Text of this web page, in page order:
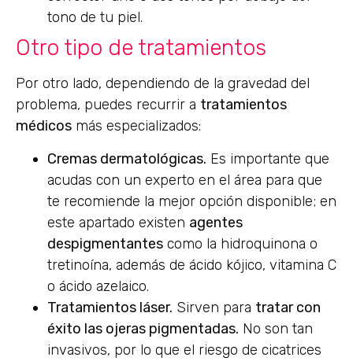
tono de tu piel.
Otro tipo de tratamientos
Por otro lado, dependiendo de la gravedad del
problema, puedes recurrir a tratamientos
médicos más especializados:
Cremas dermatológicas. Es importante que
acudas con un experto en el área para que
te recomiende la mejor opción disponible; en
este apartado existen agentes
despigmentantes como la hidroquinona o
tretinoína, además de ácido kójico, vitamina C
o ácido azelaico.
Tratamientos láser. Sirven para tratar con
éxito las ojeras pigmentadas. No son tan
invasivos, por lo que el riesgo de cicatrices